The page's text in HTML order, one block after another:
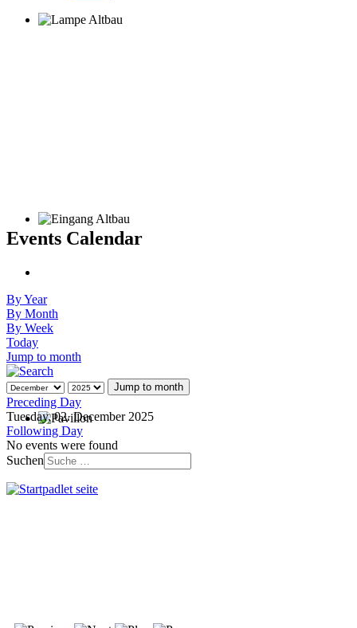
Events Calendar
By Year
By Month
By Week
Today
Jump to month
Jump to month
Preceding Day
Tuesday, 02. December 2025
Following Day
No events were found
Suchen